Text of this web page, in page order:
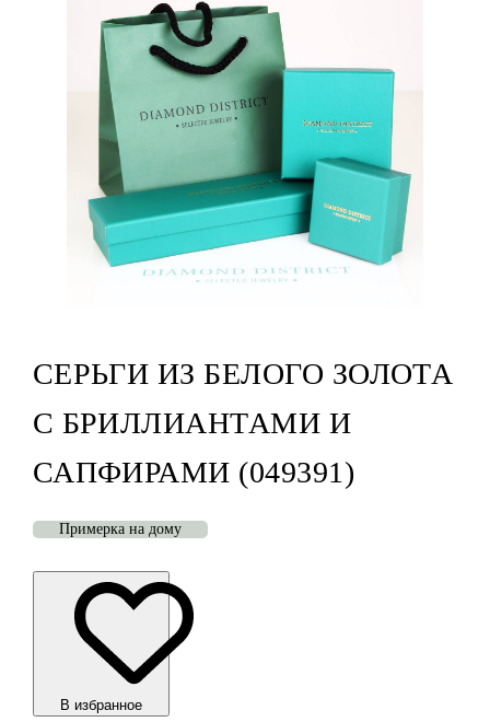
СЕРЬГИ ИЗ БЕЛОГО ЗОЛОТА
С БРИЛЛИАНТАМИ И
САПФИРАМИ (049391)
Примерка на дому
В избранноe